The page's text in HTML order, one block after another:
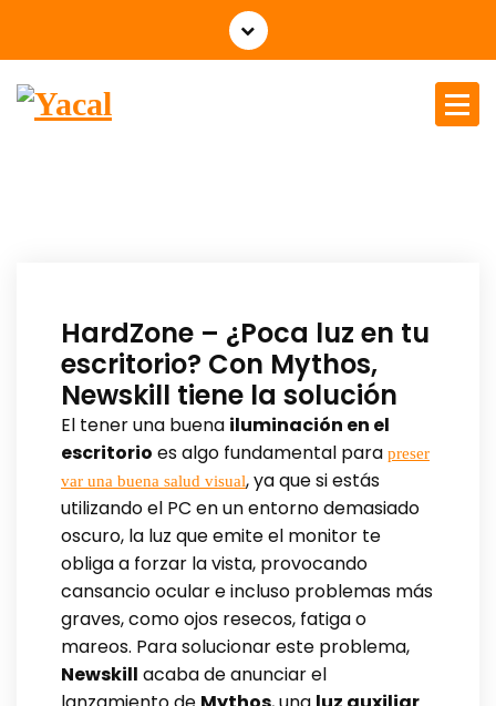
HardZone – ¿Poca luz en tu
escritorio? Con Mythos,
Newskill tiene la solución
El tener una buena iluminación en el
escritorio es algo fundamental para preser
var una buena salud visual, ya que si estás
utilizando el PC en un entorno demasiado
oscuro, la luz que emite el monitor te
obliga a forzar la vista, provocando
cansancio ocular e incluso problemas más
graves, como ojos resecos, fatiga o
mareos. Para solucionar este problema,
Newskill acaba de anunciar el